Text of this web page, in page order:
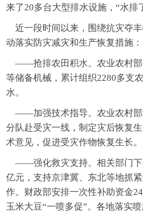
来了20多台大型排水设施，“水排
近一段时间以来，围绕抗灾夺
动落实防灾减灾和生产恢复措施：
——抢排农田积水。农业农村部
等储备机械，累计组织2280多支
水。
——加强技术指导。农业农村部
分队赴受灾一线，制定灾后恢复
术意见，促进受灾作物恢复生长。
——强化救灾支持。相关部门下
亿元，支持京津冀、东北等地抓
作。财政部安排一次性补助资金
玉米大豆“一喷多促”。各地落实